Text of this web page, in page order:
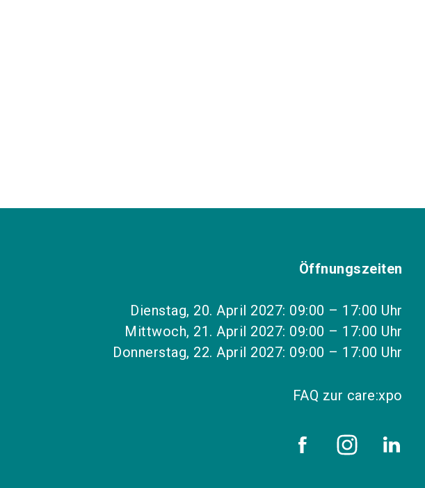
Öffnungszeiten
Dienstag, 20. April 2027: 09:00 – 17:00 Uhr
Mittwoch, 21. April 2027: 09:00 – 17:00 Uhr
Donnerstag, 22. April 2027: 09:00 – 17:00 Uhr
FAQ zur care:xpo